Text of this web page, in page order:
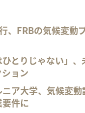
、FRBの気候変動
ひとりじゃない」
ョン
ア大学、気候変
件に